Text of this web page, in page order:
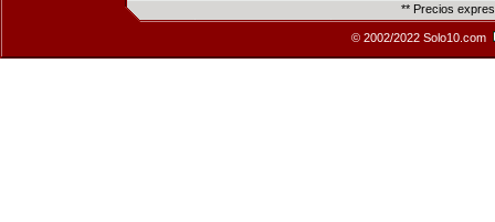
** Precios
© 2002/2022 Solo10.com